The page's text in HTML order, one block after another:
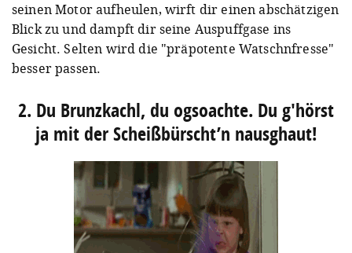
seinen Motor aufheulen, wirft dir einen abschätzigen
Blick zu und dampft dir seine Auspuffgase ins
Gesicht. Selten wird die "präpotente Watschnfresse"
besser passen.
2. Du Brunzkachl, du ogsoachte. Du g'hörst
ja mit der Scheißbürscht’n nausghaut!